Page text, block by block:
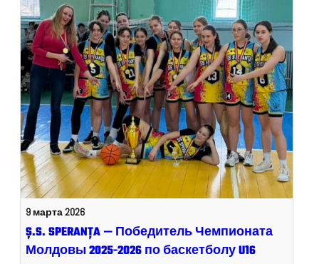
9 марта 2026
Ș.S. SPERANȚA — Победитель Чемпионата
Молдовы 2025-2026 по баскетболу U16